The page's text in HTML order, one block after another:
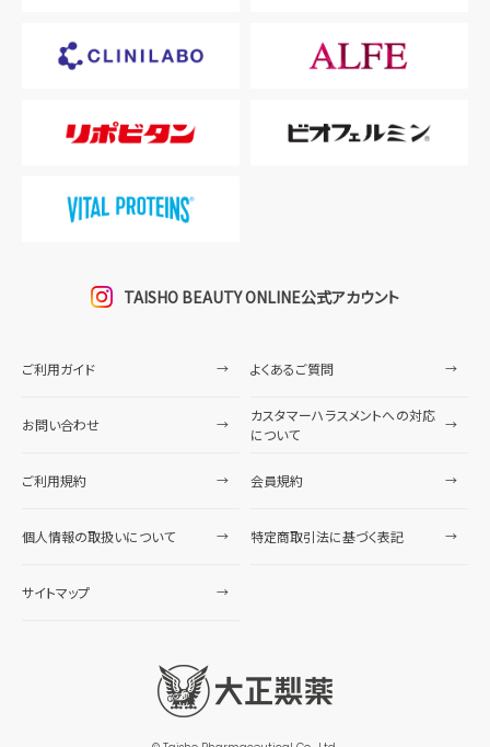
TAISHO BEAUTY ONLINE公式アカウント
ご利用ガイド よくあるご質問
お問い合わせ
カスタマーハラスメントへの対応
について
ご利用規約 会員規約
個人情報の取扱いについて 特定商取引法に基づく表記
サイトマップ